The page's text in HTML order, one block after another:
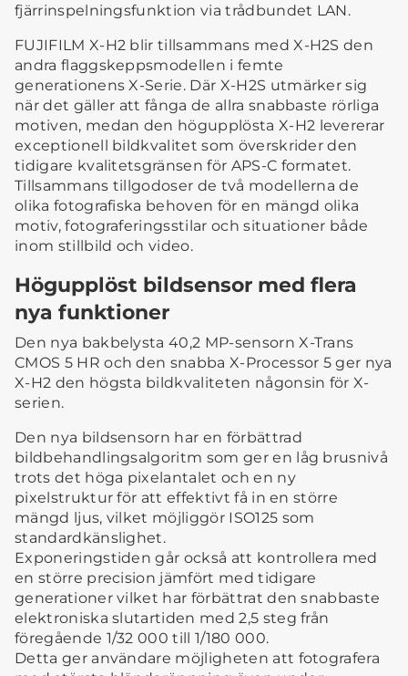
fjärrinspelningsfunktion via trådbundet LAN.
FUJIFILM X-H2 blir tillsammans med X-H2S den
andra flaggskeppsmodellen i femte
generationens X-Serie. Där X-H2S utmärker sig
när det gäller att fånga de allra snabbaste rörliga
motiven, medan den högupplösta X-H2 levererar
exceptionell bildkvalitet som överskrider den
tidigare kvalitetsgränsen för APS-C formatet.
Tillsammans tillgodoser de två modellerna de
olika fotografiska behoven för en mängd olika
motiv, fotograferingsstilar och situationer både
inom stillbild och video.
Högupplöst bildsensor med flera
nya funktioner
Den nya bakbelysta 40,2 MP-sensorn X-Trans
CMOS 5 HR och den snabba X-Processor 5 ger nya
X-H2 den högsta bildkvaliteten någonsin för X-
serien.
Den nya bildsensorn har en förbättrad
bildbehandlingsalgoritm som ger en låg brusnivå
trots det höga pixelantalet och en ny
pixelstruktur för att effektivt få in en större
mängd ljus, vilket möjliggör ISO125 som
standardkänslighet.
Exponeringstiden går också att kontrollera med
en större precision jämfört med tidigare
generationer vilket har förbättrat den snabbaste
elektroniska slutartiden med 2,5 steg från
föregående 1/32 000 till 1/180 000.
Detta ger användare möjligheten att fotografera